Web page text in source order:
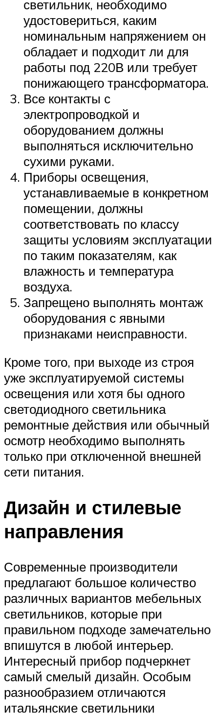
светильник, необходимо
удостовериться, каким
номинальным напряжением он
обладает и подходит ли для
работы под 220В или требует
понижающего трансформатора.
Все контакты с
электропроводкой и
оборудованием должны
выполняться исключительно
сухими руками.
Приборы освещения,
устанавливаемые в конкретном
помещении, должны
соответствовать по классу
защиты условиям эксплуатации
по таким показателям, как
влажность и температура
воздуха.
Запрещено выполнять монтаж
оборудования с явными
признаками неисправности.
Кроме того, при выходе из строя
уже эксплуатируемой системы
освещения или хотя бы одного
светодиодного светильника
ремонтные действия или обычный
осмотр необходимо выполнять
только при отключенной внешней
сети питания.
Дизайн и стилевые
направления
Современные производители
предлагают большое количество
различных вариантов мебельных
светильников, которые при
правильном подходе замечательно
впишутся в любой интерьер.
Интересный прибор подчеркнет
самый смелый дизайн. Особым
разнообразием отличаются
итальянские светильники